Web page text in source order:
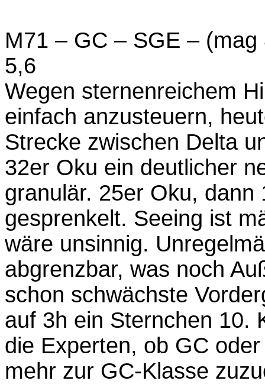
M71 – GC – SGE –
5,6
Wegen sternenreichem
einfach anzusteuern,
Strecke zwischen Delta
32er Oku ein deutlicher
granulär. 25er Oku, dann
gesprenkelt. Seeing ist
wäre unsinnig.
abgrenzbar, was noch
schon schwächste
auf 3h ein Sternchen 10.
die Experten, ob GC
mehr zur GC-Klasse